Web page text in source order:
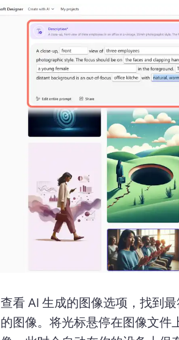
查看 AI 生成的图像选项，找到
的图像。 将光标悬停在图像文件